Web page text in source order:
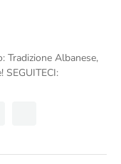
Tradizione Albanese,
SEGUITECI: